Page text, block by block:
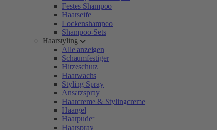
Festes Shampoo
Haarseife
Lockenshampoo
Shampoo-Sets
Haarstyling
Alle anzeigen
Schaumfestiger
Hitzeschutz
Haarwachs
Styling Spray
Ansatzspray
Haarcreme & Stylingcreme
Haargel
Haarpuder
Haarspray